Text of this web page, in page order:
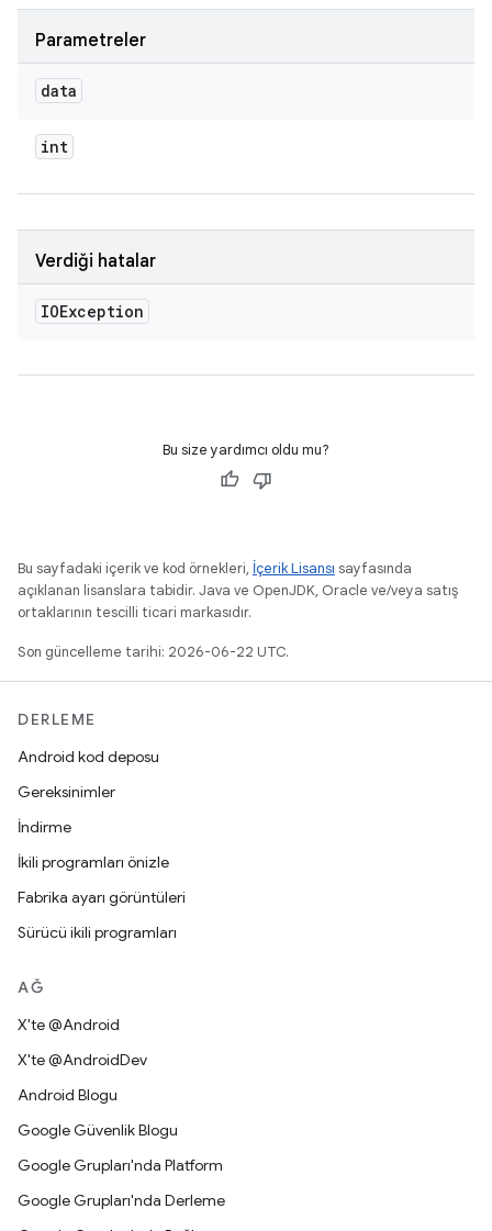
Parametreler
data
int
Verdiği hatalar
IOException
Bu size yardımcı oldu mu?
Bu sayfadaki içerik ve kod örnekleri, İçerik Lisansı sayfasında
açıklanan lisanslara tabidir. Java ve OpenJDK, Oracle ve/veya satış
ortaklarının tescilli ticari markasıdır.
Son güncelleme tarihi: 2026-06-22 UTC.
DERLEME
Android kod deposu
Gereksinimler
İndirme
İkili programları önizle
Fabrika ayarı görüntüleri
Sürücü ikili programları
AĞ
X'te @Android
X'te @AndroidDev
Android Blogu
Google Güvenlik Blogu
Google Grupları'nda Platform
Google Grupları'nda Derleme